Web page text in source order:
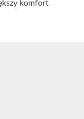
komfort